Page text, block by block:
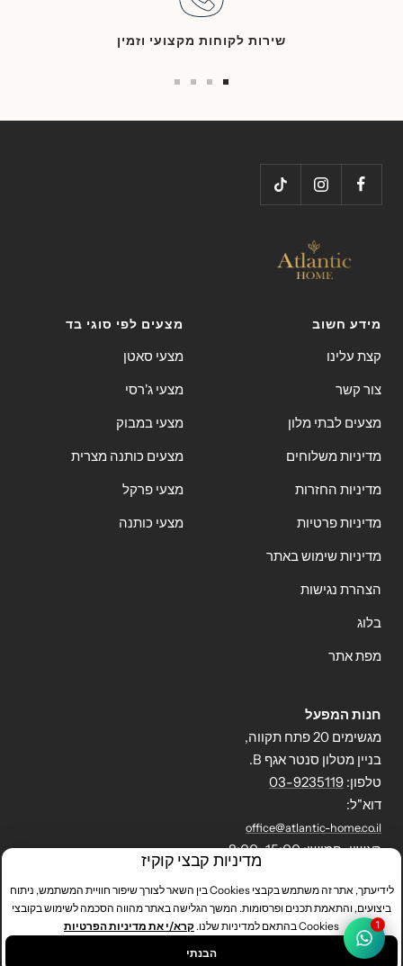
שירות לקוחות מקצועי וזמין
מידע חשוב
קצת עלינו
צור קשר
מצעים לבתי מלון
מדיניות משלוחים
מדיניות החזרות
מדיניות פרטיות
מדיניות שימוש באתר
הצהרת נגישות
בלוג
מפת אתר
מצעים לפי סוגי בד
מצעי סאטן
מצעי ג'רסי
מצעי במבוק
מצעים כותנה מצרית
מצעי פרקל
מצעי כותנה
חנות המפעל
מגשימים 20 פתח תקווה,
בניין מטלון סנטר אגף B.
טלפון: 03-9235119
דוא"ל:
office@atlantic-home.co.il
ראשון-חמישי: 8:00-15:00
אטלנטיק הום Powered by Shopify
מדיניות קבצי קוקיז
לידיעתך, אתר זה משתמש בקבצי Cookies בין השאר לצורך שיפור חוויית המשתמש, ניתוח
ביצועים, והתאמת תכנים ופרסומות. המשך הגלישה באתר מהווה הסכמה לשימוש בקובצי
Cookies בהתאם למדיניות שלנו.
קרא/י את מדיניות הפרטיות
הבנתי
1